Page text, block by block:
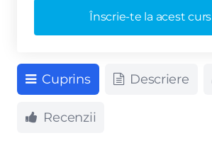
Înscrie-te la acest curs
Cuprins Descriere
Recenzii